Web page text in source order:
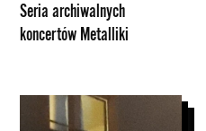
Seria archiwalnych
koncertów Metalliki